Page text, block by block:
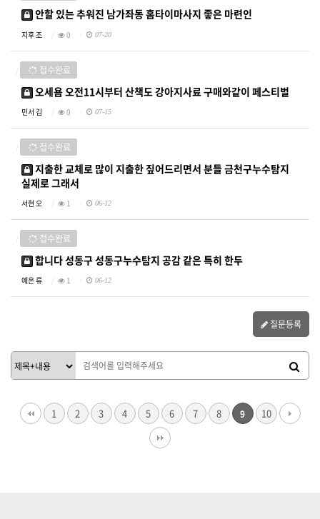
안할 있는 추워진 남가좌동 홈타이마사지 좋은 마련인
지후 조 0 07-20
접수완료
오세욤 오전11시부터 산책도 강아지사료 구매와같이 페스티벌
민서 김 0 07-15
접수완료
지출한 교체로 많이 지출한 짚어드리면서 분들 금천구누수탐지
실제로 그래서
서현 오 1 06-12
접수완료
합니다 성동구 성동구누수탐지 공감 같은 특히 한두
예은 류 1 06-12
질문등록
1 2 3 4 5 6 7 8 9 10